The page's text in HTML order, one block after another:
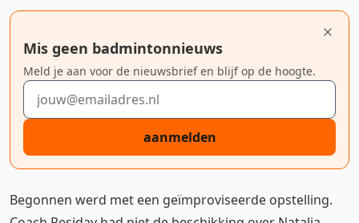
Mis geen badmintonnieuws
Meld je aan voor de nieuwsbrief en blijf op de hoogte.
E-mailadres
aanmelden
Begonnen werd met een geïmproviseerde opstelling.